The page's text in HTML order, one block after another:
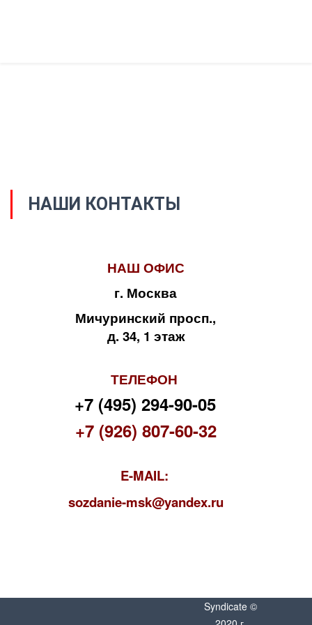
НАШИ КОНТАКТЫ
НАШ ОФИС
г. Москва
Мичуринский просп.,
д. 34, 1 этаж
ТЕЛЕФОН
+7 (495) 294-90-05
+7 (926) 807-60-32
E-MAIL:
sozdanie-msk@yandex.ru
Syndicate ©